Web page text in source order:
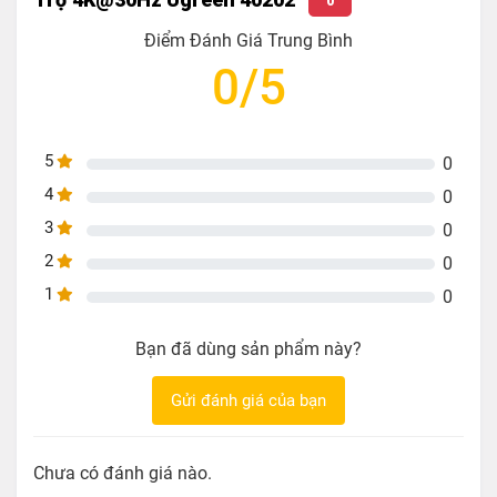
Ứng dụng thực tế
Phù hợp cho văn phòng, phòng họp, lớp học,
Giúp trình chiếu cùng lúc nội dung lên 4 màn hình
hoặc máy chiếu từ 1 thiết bị nguồn (PC, đầu phát
HD, TV Box, camera…).
Lý tưởng cho các nhu cầu trưng bày sản phẩm, giới
thương mại.
Lưu ý khi sử dụng
(clone/mirror), không xuất được 4 màn hình nội
Điểm Đánh Giá Trung Bình
0/5
5 0
4 0
3 0
2 0
1 0
Bạn đã dùng sản phẩm này?
Gửi đánh giá của bạn
Chưa có đánh giá nào.